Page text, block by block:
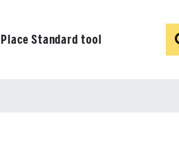
Place Standard tool